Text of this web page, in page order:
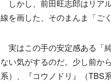
しかし、前田旺志郎はリア
線を画した、そのまんま「ご
実はこの手の安定感ある「
ない気がするのだ。少し前か
系）、『コウノドリ』（TBS